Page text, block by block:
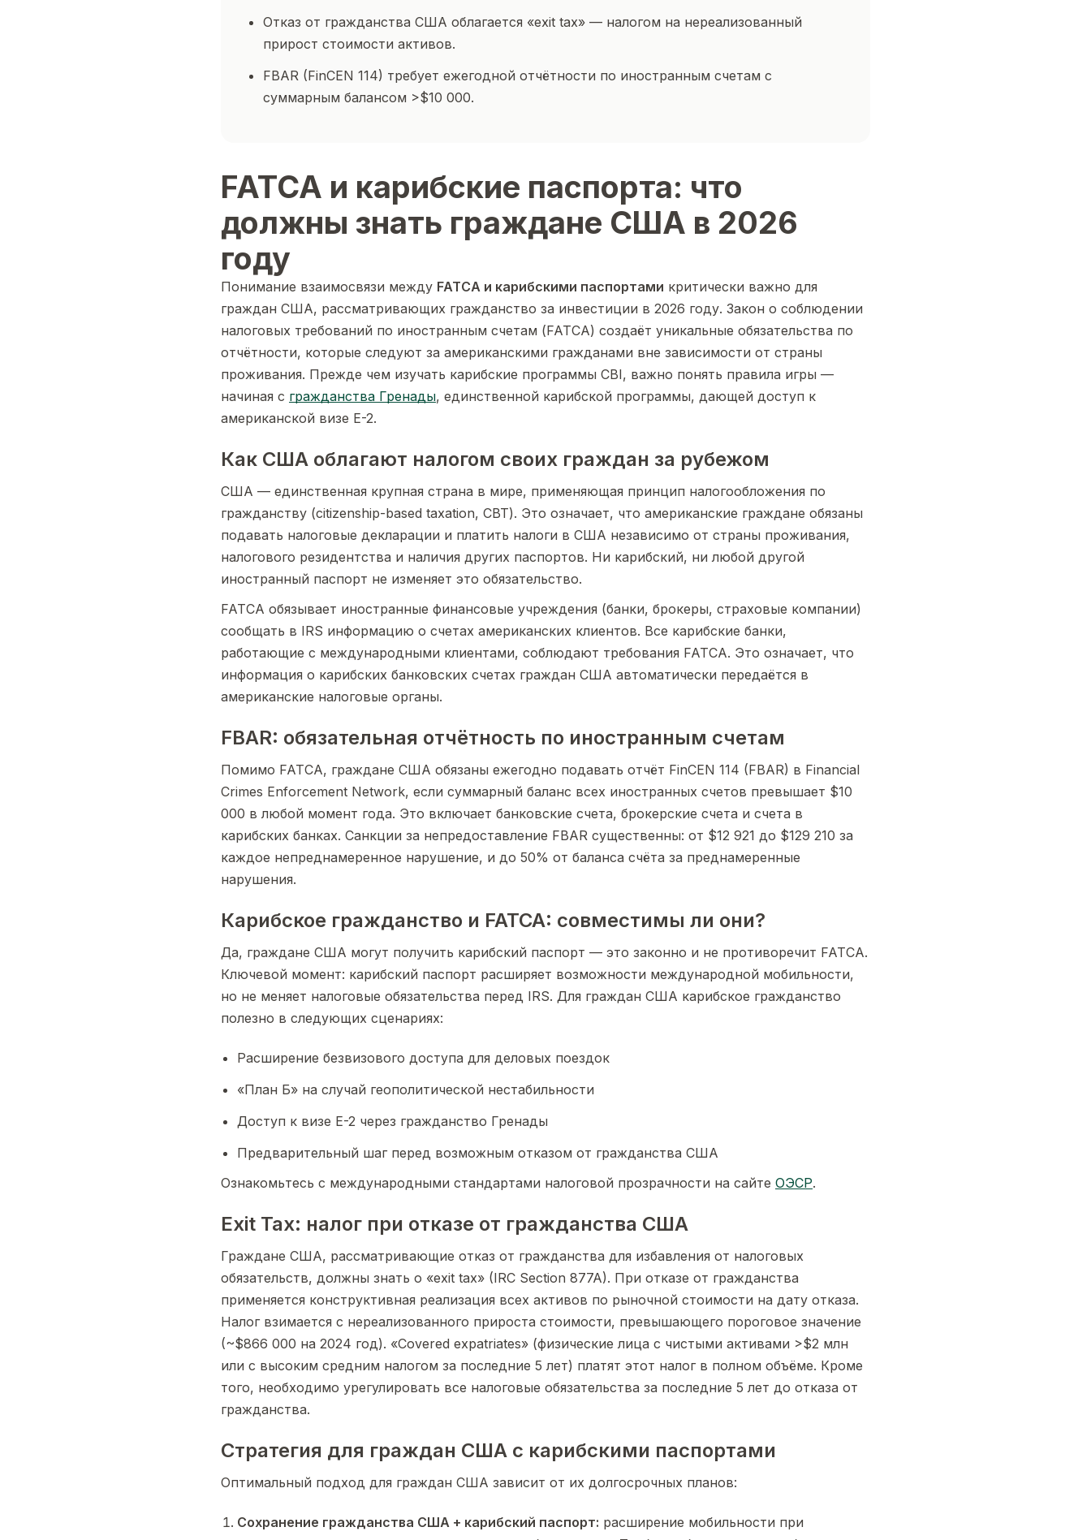
Отказ от гражданства США облагается «exit tax» — налогом на нереализованный
прирост стоимости активов.
FBAR (FinCEN 114) требует ежегодной отчётности по иностранным счетам с
суммарным балансом >$10 000.
FATCA и карибские паспорта: что
должны знать граждане США в 2026
году
Понимание взаимосвязи между FATCA и карибскими паспортами критически важно для
граждан США, рассматривающих гражданство за инвестиции в 2026 году. Закон о соблюдении
налоговых требований по иностранным счетам (FATCA) создаёт уникальные обязательства по
отчётности, которые следуют за американскими гражданами вне зависимости от страны
проживания. Прежде чем изучать карибские программы CBI, важно понять правила игры —
начиная с гражданства Гренады, единственной карибской программы, дающей доступ к
американской визе E-2.
Как США облагают налогом своих граждан за рубежом
США — единственная крупная страна в мире, применяющая принцип налогообложения по
гражданству (citizenship-based taxation, CBT). Это означает, что американские граждане обязаны
подавать налоговые декларации и платить налоги в США независимо от страны проживания,
налогового резидентства и наличия других паспортов. Ни карибский, ни любой другой
иностранный паспорт не изменяет это обязательство.
FATCA обязывает иностранные финансовые учреждения (банки, брокеры, страховые компании)
сообщать в IRS информацию о счетах американских клиентов. Все карибские банки,
работающие с международными клиентами, соблюдают требования FATCA. Это означает, что
информация о карибских банковских счетах граждан США автоматически передаётся в
американские налоговые органы.
FBAR: обязательная отчётность по иностранным счетам
Помимо FATCA, граждане США обязаны ежегодно подавать отчёт FinCEN 114 (FBAR) в Financial
Crimes Enforcement Network, если суммарный баланс всех иностранных счетов превышает $10
000 в любой момент года. Это включает банковские счета, брокерские счета и счета в
карибских банках. Санкции за непредоставление FBAR существенны: от $12 921 до $129 210 за
каждое непреднамеренное нарушение, и до 50% от баланса счёта за преднамеренные
нарушения.
Карибское гражданство и FATCA: совместимы ли они?
Да, граждане США могут получить карибский паспорт — это законно и не противоречит FATCA.
Ключевой момент: карибский паспорт расширяет возможности международной мобильности,
но не меняет налоговые обязательства перед IRS. Для граждан США карибское гражданство
полезно в следующих сценариях:
Расширение безвизового доступа для деловых поездок
«План Б» на случай геополитической нестабильности
Доступ к визе E-2 через гражданство Гренады
Предварительный шаг перед возможным отказом от гражданства США
Ознакомьтесь с международными стандартами налоговой прозрачности на сайте ОЭСР.
Exit Tax: налог при отказе от гражданства США
Граждане США, рассматривающие отказ от гражданства для избавления от налоговых
обязательств, должны знать о «exit tax» (IRC Section 877A). При отказе от гражданства
применяется конструктивная реализация всех активов по рыночной стоимости на дату отказа.
Налог взимается с нереализованного прироста стоимости, превышающего пороговое значение
(~$866 000 на 2024 год). «Covered expatriates» (физические лица с чистыми активами >$2 млн
или с высоким средним налогом за последние 5 лет) платят этот налог в полном объёме. Кроме
того, необходимо урегулировать все налоговые обязательства за последние 5 лет до отказа от
гражданства.
Стратегия для граждан США с карибскими паспортами
Оптимальный подход для граждан США зависит от их долгосрочных планов:
Сохранение гражданства США + карибский паспорт: расширение мобильности при